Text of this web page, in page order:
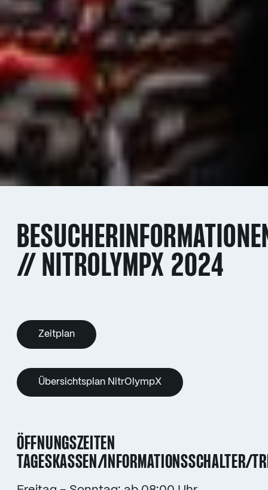
// NITROLYMPX 2024
Zeitplan
Übersichtsplan NitrOlympX
ÖFFNUNGSZEITEN
TAGESKASSEN/INFORMATIONSSCHALTER/